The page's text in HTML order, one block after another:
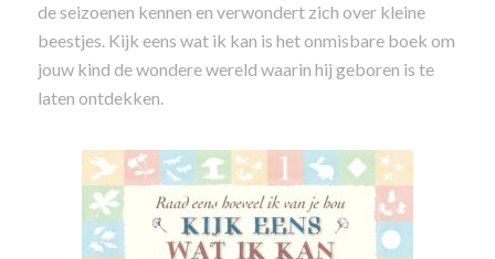
de seizoenen kennen en verwondert zich over kleine
beestjes. Kijk eens wat ik kan is het onmisbare boek om
jouw kind de wondere wereld waarin hij geboren is te
laten ontdekken.